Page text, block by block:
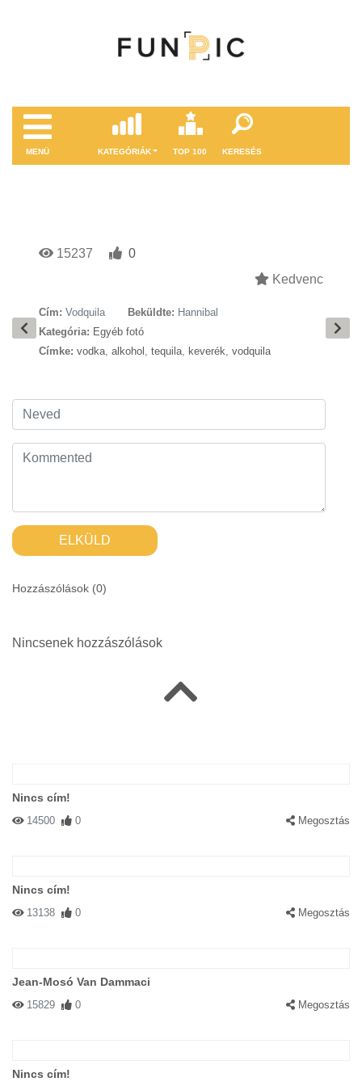
MENÜ KATEGÓRIÁK TOP 100 KERESÉS
15237
0
Kedvenc
Cím: Vodquila Beküldte: Hannibal
Kategória: Egyéb fotó
Címke: vodka, alkohol , tequila, keverék, vodquila
ELKÜLD
Hozzászólások (0)
Nincsenek hozzászólások
Nincs cím!
14500 0 Megosztás
Nincs cím!
13138 0 Megosztás
Jean-Mosó Van Dammaci
15829 0 Megosztás
Nincs cím!